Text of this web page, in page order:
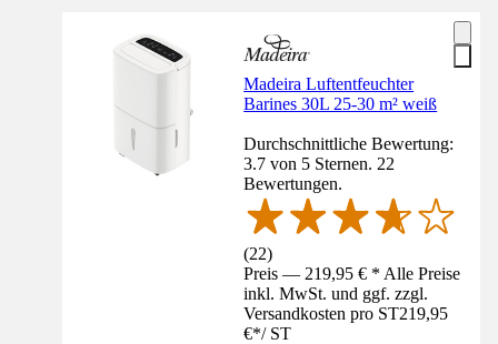
Madeira Luftentfeuchter
Barines 30L 25-30 m² weiß
Durchschnittliche Bewertung:
3.7 von 5 Sternen. 22
Bewertungen.
(22)
Preis — 219,95 € * Alle Preise
inkl. MwSt. und ggf. zzgl.
Versandkosten pro ST219,95
€*/ ST